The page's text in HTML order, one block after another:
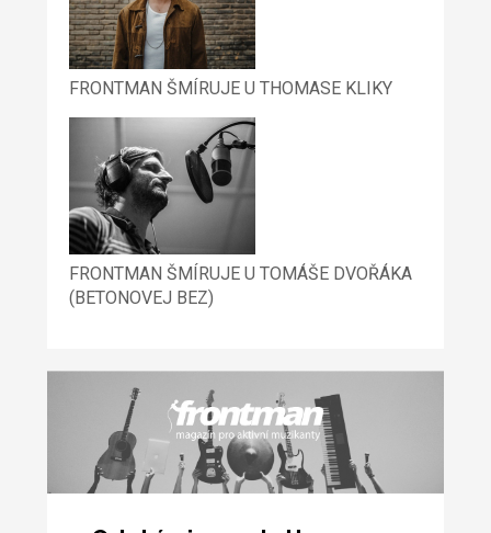
FRONTMAN ŠMÍRUJE U THOMASE KLIKY
FRONTMAN ŠMÍRUJE U TOMÁŠE DVOŘÁKA
(BETONOVEJ BEZ)